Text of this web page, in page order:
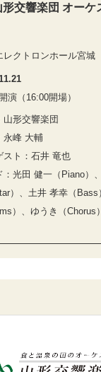
交響楽団 オーケ
レクトロンホール宮城
演（16:00開場）
山形交響楽団
永峰 大輔
スト：石井 竜也
：光田 健一（Piano）
）、土井 孝幸（
）、ゆうき（Chorus）